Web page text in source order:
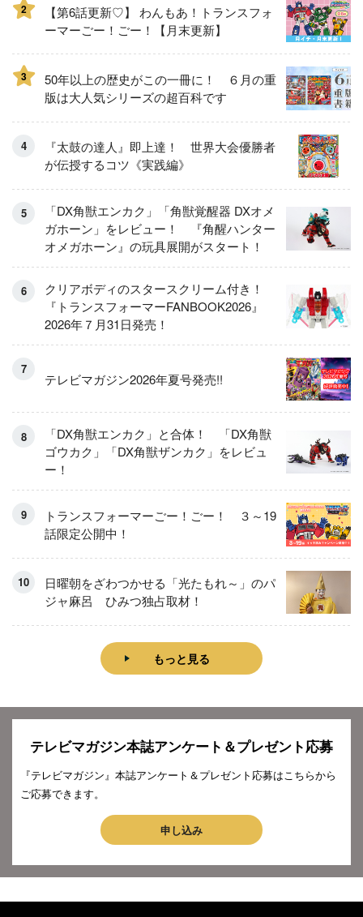
2
【第6話更新♡】 わんもあ！トランスフォ
ーマーごー！ごー！【月末更新】
3
50年以上の歴史がこの一冊に！ ６月の重
版は大人気シリーズの超百科です
『太鼓の達人』即上達！ 世界大会優勝者
が伝授するコツ《実践編》
「DX角獣エンカク」「角獣覚醒器 DXオメ
ガホーン」をレビュー！ 『角醒ハンター
オメガホーン』の玩具展開がスタート！
クリアボディのスタースクリーム付き！
『トランスフォーマーFANBOOK2026』
2026年７月31日発売！
テレビマガジン2026年夏号発売!!
「DX角獣エンカク」と合体！ 「DX角獣
ゴウカク」「DX角獣ザンカク」をレビュ
ー！
トランスフォーマーごー！ごー！ ３～19
話限定公開中！
日曜朝をざわつかせる「光たもれ～」のパ
ジャ麻呂 ひみつ独占取材！
もっと見る
テレビマガジン本誌アンケート＆プレゼント応募
『テレビマガジン』本誌アンケート＆プレゼント応募はこちらから
ご応募できます。
申し込み